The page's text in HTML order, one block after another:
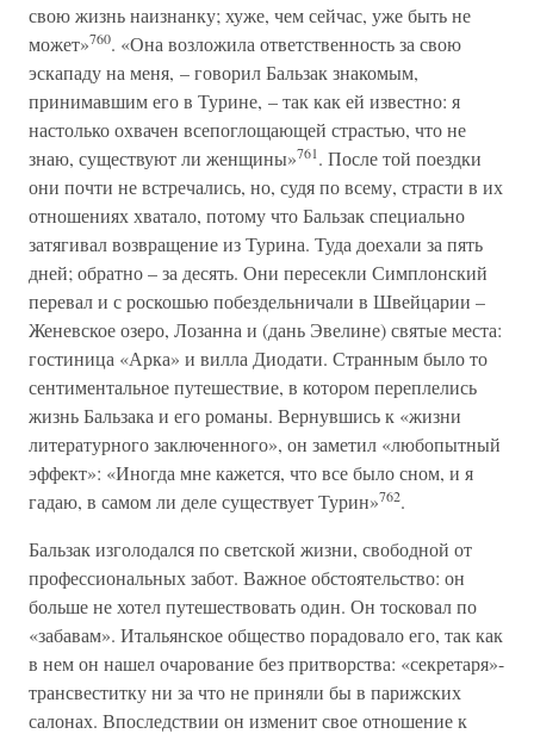
свою жизнь наизнанку; хуже, чем сейчас, уже быть не
может»760. «Она возложила ответственность за свою
эскападу на меня, – говорил Бальзак знакомым,
принимавшим его в Турине, – так как ей известно: я
настолько охвачен всепоглощающей страстью, что не
знаю, существуют ли женщины»761. После той поездки
они почти не встречались, но, судя по всему, страсти в их
отношениях хватало, потому что Бальзак специально
затягивал возвращение из Турина. Туда доехали за пять
дней; обратно – за десять. Они пересекли Симплонский
перевал и с роскошью побездельничали в Швейцарии –
Женевское озеро, Лозанна и (дань Эвелине) святые места:
гостиница «Арка» и вилла Диодати. Странным было то
сентиментальное путешествие, в котором переплелись
жизнь Бальзака и его романы. Вернувшись к «жизни
литературного заключенного», он заметил «любопытный
эффект»: «Иногда мне кажется, что все было сном, и я
гадаю, в самом ли деле существует Турин»762.
Бальзак изголодался по светской жизни, свободной от
профессиональных забот. Важное обстоятельство: он
больше не хотел путешествовать один. Он тосковал по
«забавам». Итальянское общество порадовало его, так как
в нем он нашел очарование без притворства: «секретаря»-
трансвеститку ни за что не приняли бы в парижских
салонах. Впоследствии он изменит свое отношение к